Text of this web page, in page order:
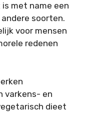
met name een
soorten.
voor mensen
redenen
varkens- en
dieet